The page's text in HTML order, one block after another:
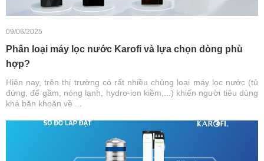
09/06/2025
Phân loại máy lọc nước Karofi và lựa chọn dòng phù
hợp?
Hiện nay, trên thị trường có rất nhiều chủng loại máy lọc nước (tủ
đứng, để gầm, nóng lạnh, hydro-ion kiềm,...) khiến người tiêu dùng
khá băn khoăn về ...